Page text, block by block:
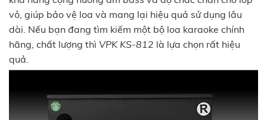
vỏ, giúp bảo vệ loa và mang lại hiệu quả sử dụng lâu
dài. Nếu bạn đang tìm kiếm một bộ loa karaoke chính
hãng, chất lượng thì VPK KS-812 là lựa chọn rất hiệu
quả.